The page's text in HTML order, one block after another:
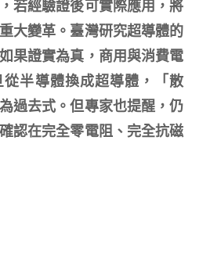
若經驗證後可實際應用，將
大變革。臺灣研究超導體的
果證實為真，商用與消費電
半導體換成超導體，「散
過去式。但專家也提醒，仍
認在完全零電阻、完全抗磁